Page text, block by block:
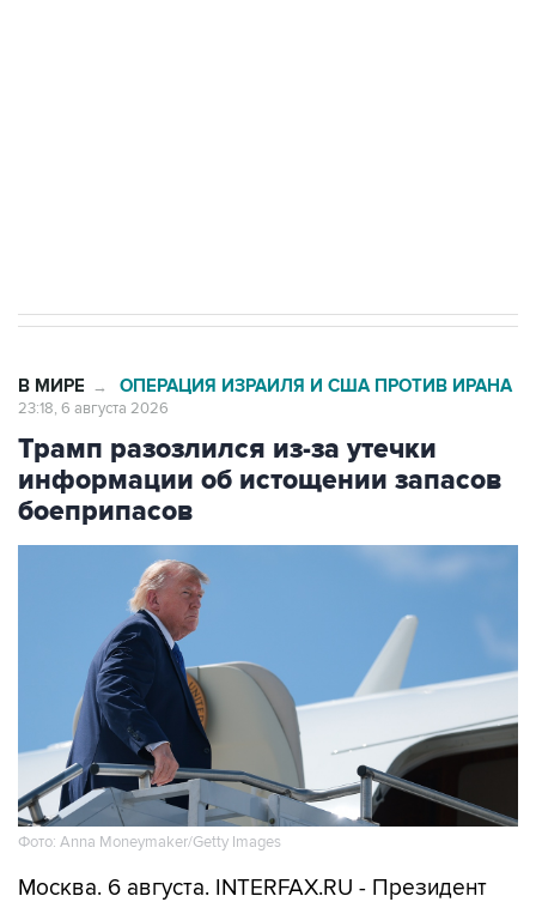
В МИРЕ → ОПЕРАЦИЯ ИЗРАИЛЯ И США ПРОТИВ ИРАНА
23:18, 6 августа 2026
Трамп разозлился из-за утечки
информации об истощении запасов
боеприпасов
Фото: Anna Moneymaker/Getty Images
Москва. 6 августа. INTERFAX.RU - Президент